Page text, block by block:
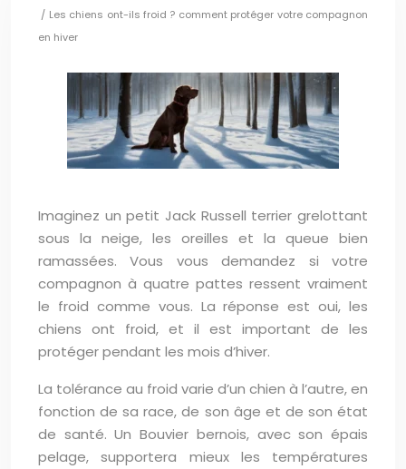
/ Les chiens ont-ils froid ? comment protéger votre compagnon
en hiver
Imaginez un petit Jack Russell terrier grelottant
sous la neige, les oreilles et la queue bien
ramassées. Vous vous demandez si votre
compagnon à quatre pattes ressent vraiment
le froid comme vous. La réponse est oui, les
chiens ont froid, et il est important de les
protéger pendant les mois d’hiver.
La tolérance au froid varie d’un chien à l’autre, en
fonction de sa race, de son âge et de son état
de santé. Un Bouvier bernois, avec son épais
pelage, supportera mieux les températures